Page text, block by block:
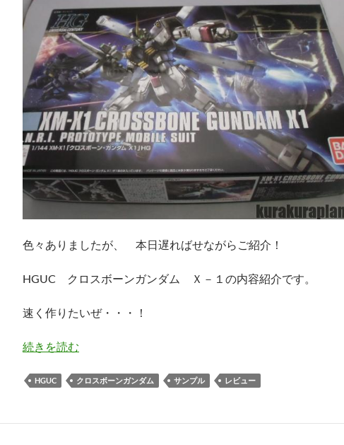
色々ありましたが、 本日遅ればせながらご紹介！
HGUC クロスボーンガンダム Ｘ－１の内容紹介です。
速く作りたいぜ・・・！
続きを読む
HGUC クロスボーンガンダム サンプル レビュー